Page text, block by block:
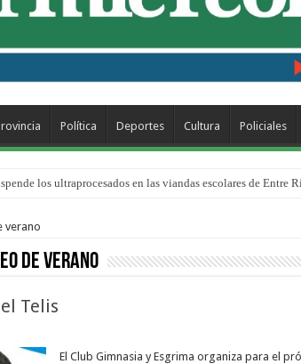
Política Deportes Cultura Policiales
los ultraprocesados en las viandas escolares de Entre
la obra “La Runfla de los Macanos”
verano
de verano
Telis
El Club Gimnasia y Esgrima organiza para el